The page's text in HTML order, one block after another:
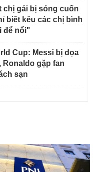
chị gái bị sóng cuốn
biết kêu các chị bình
để nổi"
Cup: Messi bị dọa
Ronaldo gặp fan
sạn